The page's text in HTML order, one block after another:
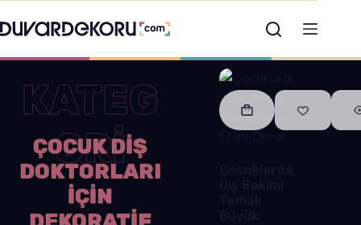
KATEG
ORİ
ÇOCUK DIŞ
DOKTORLARI
IÇIN